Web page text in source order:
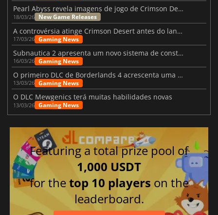
Pearl Abyss revela imagens de jogo de Crimson Desert para a PS5
18/03/26 New Game Releases
A controvérsia atinge Crimson Desert antes do lançamento
17/03/26 Gaming News
Subnautica 2 apresenta um novo sistema de construção de bases
16/03/26 Gaming News
O primeiro DLC de Borderlands 4 acrescenta uma nova personagem e muito mais
13/03/26 Gaming News
O DLC Mewgenics terá muitas habilidades novas
13/03/26 Gaming News
Featuring a total prize pool of
1,000 USDT
for thetop 10 players on the
leaderboard.